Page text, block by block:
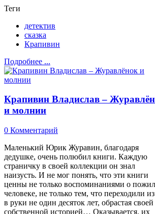
Теги
детектив
сказка
Крапивин
Подробнее ...
Крапивин Владислав –
и молнии
0 Комментарий
Маленький Юрик Журавин, благодаря
дедушке, очень полюбил книги. Каждую
страничку в своей коллекции он знал
наизусть. И не мог понять, что эти книги
ценны не только воспоминаниями о
человеке, не только тем, что переходили
в руки не один десяток лет, обрастая своей
собственной историей… Оказывается, их